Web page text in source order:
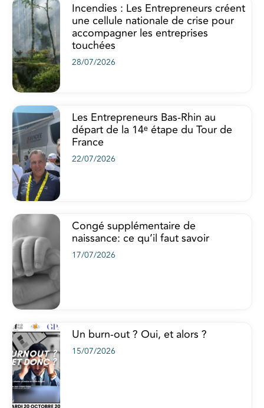
Incendies : Les Entrepreneurs créent
une cellule nationale de crise pour
accompagner les entreprises
touchées
28/07/2026
Les Entrepreneurs Bas-Rhin au
départ de la 14ᵉ étape du Tour de
France
22/07/2026
Congé supplémentaire de
naissance: ce qu’il faut savoir
17/07/2026
Un burn-out ? Oui, et alors ?
15/07/2026